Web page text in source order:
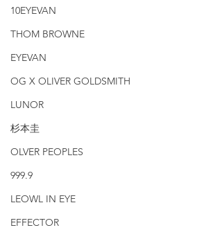
10EYEVAN
THOM BROWNE
EYEVAN
OG X OLIVER GOLDSMITH
LUNOR
杉本圭
OLVER PEOPLES
999.9
LEOWL IN EYE
EFFECTOR